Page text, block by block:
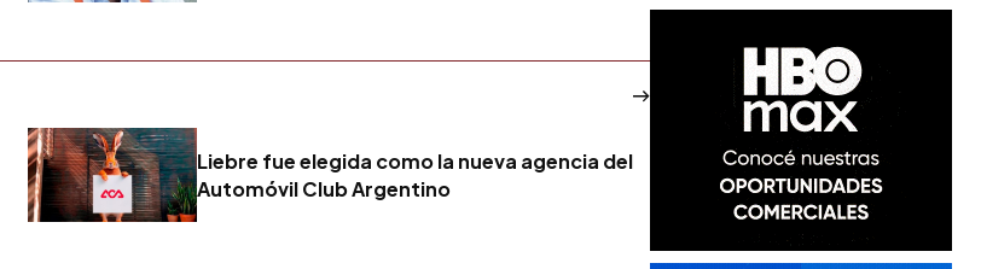
Liebre fue elegida como la nueva agencia del
Automóvil Club Argentino